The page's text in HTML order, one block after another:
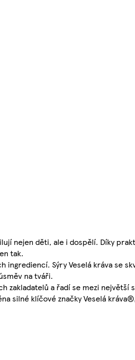
nejen děti, ale i dospělí. Díky
tak.
ingrediencí. Sýry Veselá kráva se
na tváři.
zakladatelů a řadí se mezi největší
silné klíčové značky Veselá